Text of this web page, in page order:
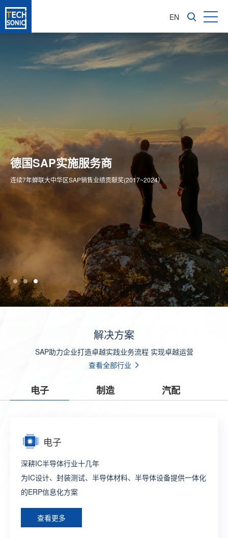
EN
成长型企业软件咨询服务商
为企业信息化转型提供全价值链ERP解决方案
亚太区1600多家成功实施客户
专注成长型企业ERP整体方案供应商
德国SAP实施服务商
连续7年蝉联大中华区SAP销售业绩贡献奖(2017~2024）
解决方案
SAP助力企业打造卓越实践业务流程 实现卓越运营
查看全部行业
电子 制造 汽配
电子
深耕IC半导体行业十几年
为IC设计、封装测试、半导体材料、半导体设备提供一体化
的ERP信息化方案
查看更多
制造
制造行业全供应链ERP流程方案
构建完整的大供应链管理体系，提供各个层面个性化，行业
化的ERP定制方案
查看更多
汽配
打造生产全程一体化全业务链SAP解决方案
为制造型企业构建数字化工厂整体型ERP系统方案
零售
一款端到端闭环式的新零售一体化SAP解决方案
整合线上线下建立多渠道触达式消费体系，构建智慧型零售
综合型ERP方案
查看更多
贸易
为外贸企业提供管理及运营一体化的ERP深度解决方案，让
外贸企业通过精细化管理实现效率最大化